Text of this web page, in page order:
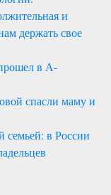
и
держать свое
в А-
спасли маму и
семьей: в России